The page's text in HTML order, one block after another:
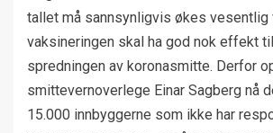
tallet må sannsynligvis økes vesentlig
vaksineringen skal ha god nok effekt
spredningen av koronasmitte. Derfor
smittevernoverlege Einar Sagberg nå
15.000 innbyggerne som ikke har